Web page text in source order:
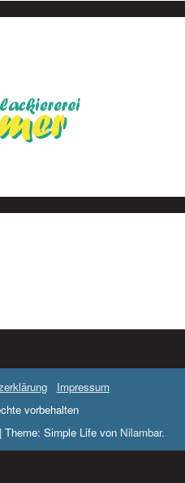
Impressum
vorbehalten
| Theme: Simple Life von Nilambar.